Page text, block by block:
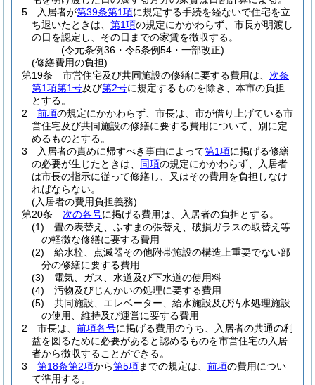
5
入居者が第39条第1項に規定する手続を経ないで住宅を立
ち退いたときは、 第1項の規定にかかわらず、市長が明渡し
の日を認定し、その日までの家賃を徴収する。
(令元条例36・令5条例54・一部改正)
(修繕費用の負担)
第19条
市営住宅及び共同施設の修繕に要する費用は、 次条
第1項第1号及び第2号に規定するものを除き、本市の負担
とする。
2
前項の規定にかかわらず、市長は、市が借り上げている市
営住宅及び共同施設の修繕に要する費用について、別に定
めるものとする。
3
入居者の責めに帰すべき事由によって第1項に掲げる修繕
の必要が生じたときは、 同項の規定にかかわらず、入居者
は市長の指示に従って修繕し、又はその費用を負担しなけ
ればならない。
(入居者の費用負担義務)
第20条
次の各号に掲げる費用は、入居者の負担とする。
(1)
畳の表替え、ふすまの張替え、破損ガラスの取替え等
の軽徴な修繕に要する費用
(2)
給水栓、点滅器その他附帯施設の構造上重要でない部
分の修繕に要する費用
(3)
電気、ガス、水道及び下水道の使用料
(4)
汚物及びじんかいの処理に要する費用
(5)
共同施設、エレベーター、給水施設及び汚水処理施設
の使用、維持及び運営に要する費用
2
市長は、 前項各号に掲げる費用のうち、入居者の共通の利
益を図るために必要があると認めるものを市営住宅の入居
者から徴収することができる。
3
第18条第2項から第5項までの規定は、 前項の費用につい
て準用する。